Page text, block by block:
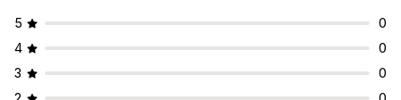
5
0
4
0
3
0